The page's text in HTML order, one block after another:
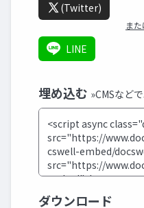
(Twitter)
ま
LINE
埋め込む »CMSなど
ダウンロード